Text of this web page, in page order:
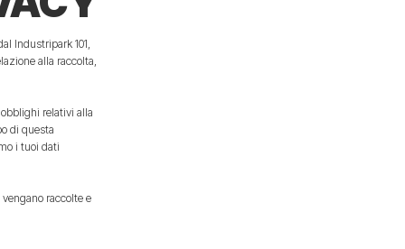
Industripark 101,
alla raccolta,
relativi alla
di questa
i tuoi dati
raccolte e